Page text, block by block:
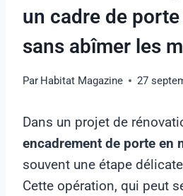
un cadre de
sans abîmer les
Par Habitat Magazine 27
Dans un projet de
encadrement de porte en
souvent une étape
Cette opération, qui peut